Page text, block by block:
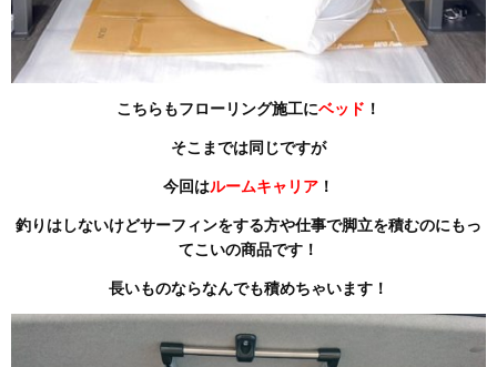
こちらもフローリング施工にベッド ！
そこまでは同じですが
今回はルームキャリア ！
釣りはしないけどサーフィンをする方や仕事で脚立を積むのにもっ
てこいの商品です！
長いものならなんでも積めちゃいます！